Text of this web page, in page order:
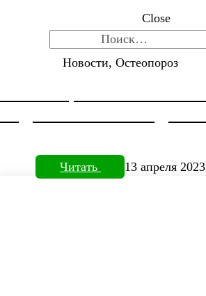
Close
Новости, Остеопороз
Читать 13 апреля 2023